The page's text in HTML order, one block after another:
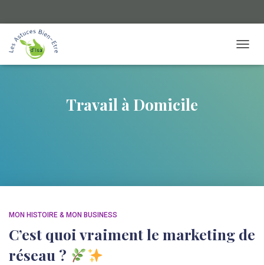
Travail à Domicile
MON HISTOIRE & MON BUSINESS
C’est quoi vraiment le marketing de
réseau ?